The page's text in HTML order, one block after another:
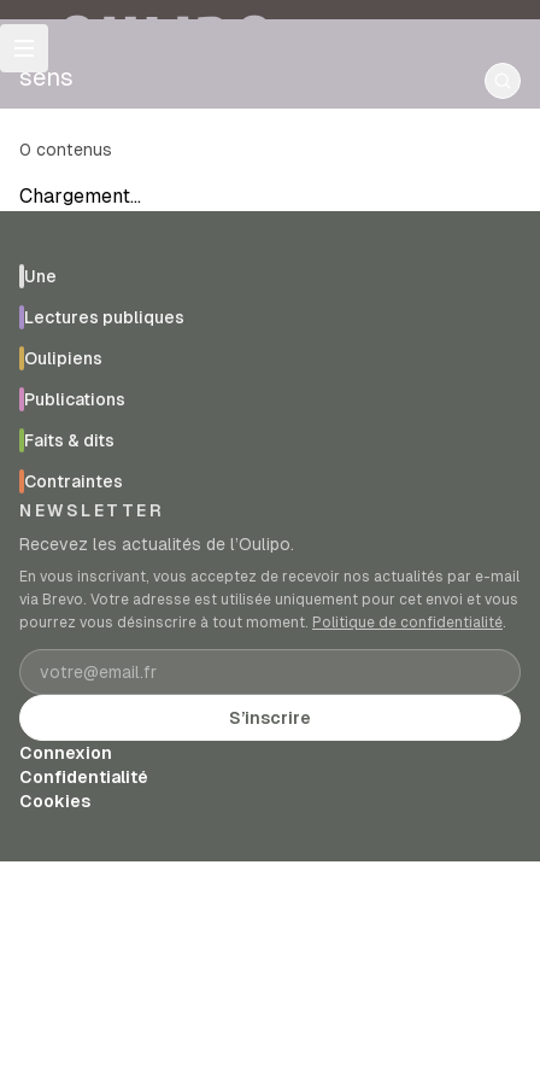
OULIPO
sens
0 contenus
Chargement…
Une
Lectures publiques
Oulipiens
Publications
Faits & dits
Contraintes
NEWSLETTER
Recevez les actualités de l’Oulipo.
En vous inscrivant, vous acceptez de recevoir nos actualités par e-mail
via Brevo. Votre adresse est utilisée uniquement pour cet envoi et vous
pourrez vous désinscrire à tout moment. Politique de confidentialité.
Adresse e-mail
S’inscrire
Connexion
Confidentialité
Cookies